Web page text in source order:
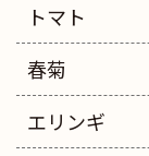
トマト
春菊
エリンギ